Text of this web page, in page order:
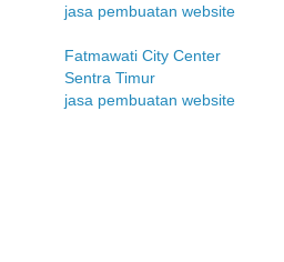
jasa pembuatan website
Fatmawati City Center
Sentra Timur
jasa pembuatan website